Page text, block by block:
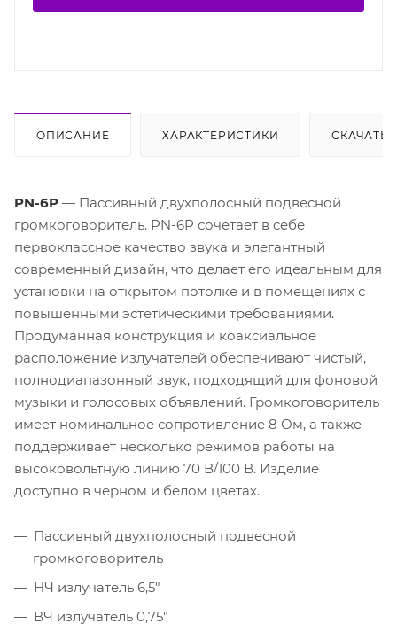
ОПИСАНИЕ ХАРАКТЕРИСТИКИ СКАЧАТЬ
PN-6P — Пассивный двухполосный подвесной
громкоговоритель. PN-6P сочетает в себе
первоклассное качество звука и элегантный
современный дизайн, что делает его идеальным для
установки на открытом потолке и в помещениях с
повышенными эстетическими требованиями.
Продуманная конструкция и коаксиальное
расположение излучателей обеспечивают чистый,
полнодиапазонный звук, подходящий для фоновой
музыки и голосовых объявлений. Громкоговоритель
имеет номинальное сопротивление 8 Ом, а также
поддерживает несколько режимов работы на
высоковольтную линию 70 В/100 В. Изделие
доступно в черном и белом цветах.
Пассивный двухполосный подвесной
громкоговоритель
НЧ излучатель 6,5"
ВЧ излучатель 0,75"